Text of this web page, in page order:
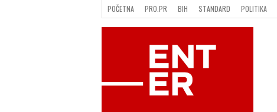
POČETNA PRO.PR BIH STANDARD POLITIKA
FILMING LOCATION IN BH
KONTAKT